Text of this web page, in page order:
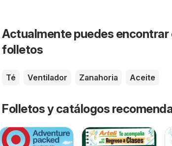
Actualmente puedes
folletos
Té Ventilador Zanahoria Aceite
Folletos y catálogos